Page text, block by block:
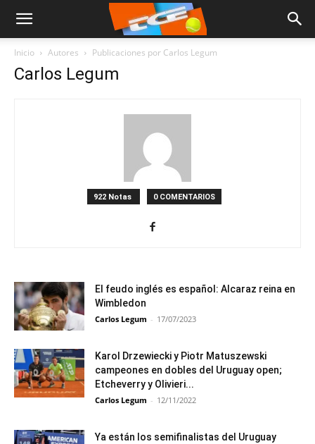
Inicio Autores Publicaciones por Carlos Legum
Carlos Legum
922 Notas 0 COMENTARIOS
El feudo inglés es español: Alcaraz reina en
Wimbledon
Carlos Legum - 17/07/2023
Karol Drzewiecki y Piotr Matuszewski
campeones en dobles del Uruguay open;
Etcheverry y Olivieri...
Carlos Legum - 12/11/2022
Ya están los semifinalistas del Uruguay